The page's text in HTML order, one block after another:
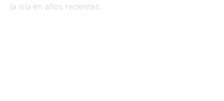
la isla en años recientes.